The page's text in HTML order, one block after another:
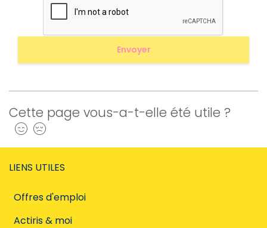
Cette page vous-a-t-elle été utile ?
Oui
LIENS UTILES
Offres d'emploi
Actiris & moi